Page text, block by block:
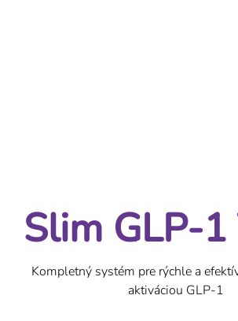
Slim GLP-1
Kompletný systém pre rýchle a
aktiváciou GLP-1